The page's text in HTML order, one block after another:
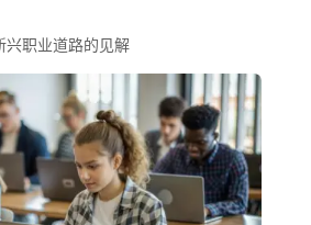
兴职业道路的见解